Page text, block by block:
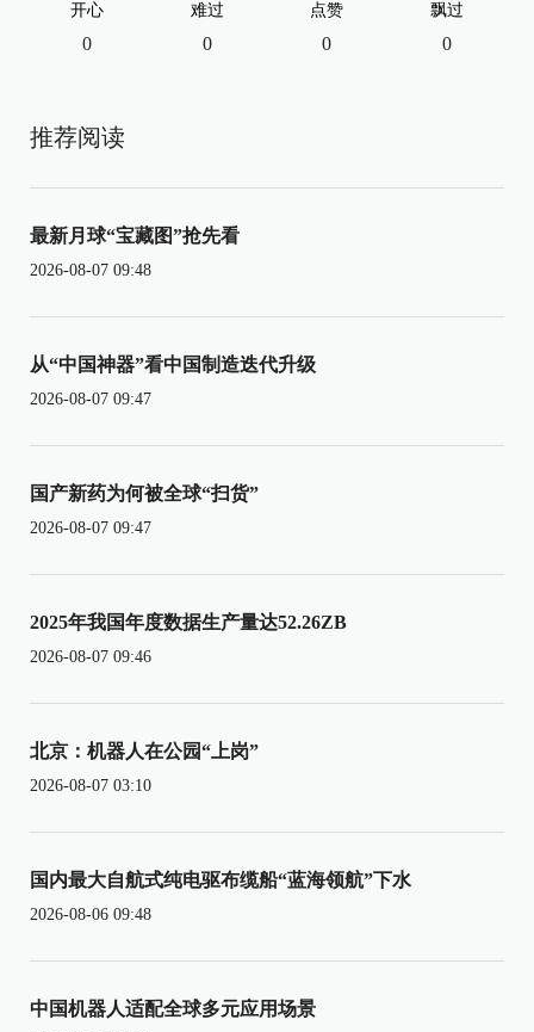
开心
0
难过
0
点赞
0
飘过
0
推荐阅读
最新月球“宝藏图”抢先看
2026-08-07 09:48
从“中国神器”看中国制造迭代升级
2026-08-07 09:47
国产新药为何被全球“扫货”
2026-08-07 09:47
2025年我国年度数据生产量达52.26ZB
2026-08-07 09:46
北京：机器人在公园“上岗”
2026-08-07 03:10
国内最大自航式纯电驱布缆船“蓝海领航”下水
2026-08-06 09:48
中国机器人适配全球多元应用场景